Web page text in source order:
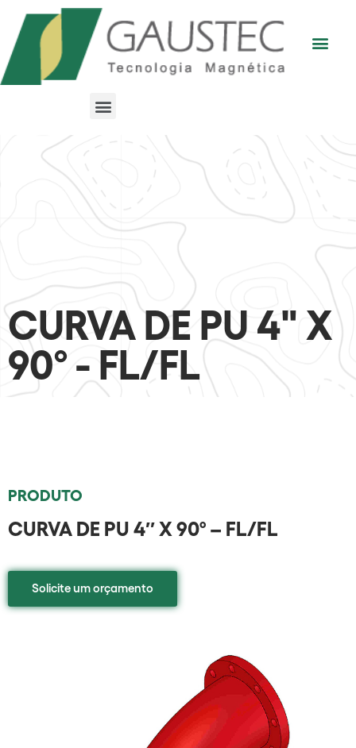
CURVA DE PU 4" X
90º - FL/FL
PRODUTO
CURVA DE PU 4″ X 90º – FL/FL
Solicite um orçamento